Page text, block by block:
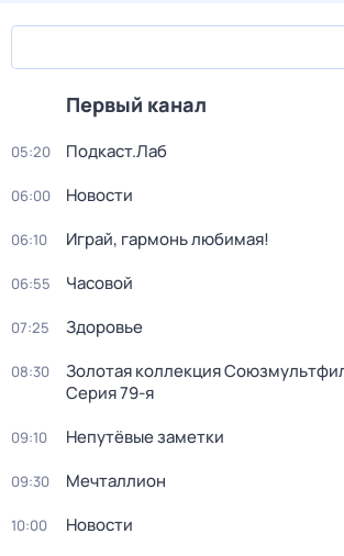
Первый канал
05:20 Подкаст.Лаб
06:00 Новости
06:10 Играй, гармонь любимая!
06:55 Часовой
07:25 Здоровье
08:30 Золотая коллекция
Серия 79-я
09:10 Непутёвые заметки
09:30 Мечталлион
10:00 Новости